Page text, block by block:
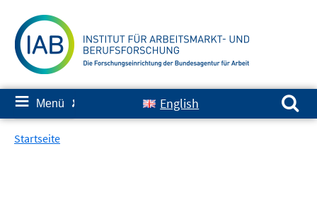
zum
Inhalt
≡ Menü ✘ English
Suchen nach:
Startseite